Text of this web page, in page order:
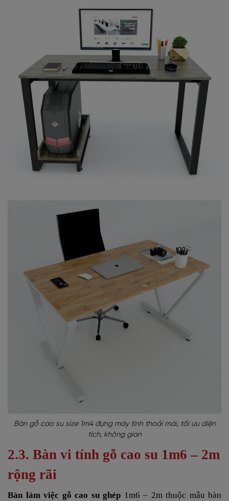
Bàn gỗ cao su size 1m4 đựng máy tính thoải mái, tối ưu diện
tích, không gian
2.3. Bàn vi tính gỗ cao su 1m6 – 2m
rộng rãi
Bàn làm việc gỗ cao su ghép 1m6 – 2m thuộc mẫu bàn